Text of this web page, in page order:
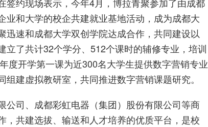
和大学的校企共建就业基地活动，成为成都大
速和成都大学双创学院达成合作，共同建设以
了共计32个学分、512个课时的辅修专业，培训
度开学第一课为近300名大学生提供数字营销专业
建虚拟教研室，共同推进数字营销课题研究。
公司、成都彩虹电器（集团）股份有限公司等商
共建选拔、输送和人才培养的优质平台，是校